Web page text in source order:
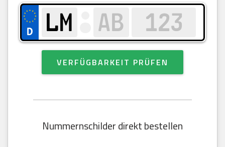
VERFÜGBARKEIT PRÜFEN
Nummernschilder direkt bestellen